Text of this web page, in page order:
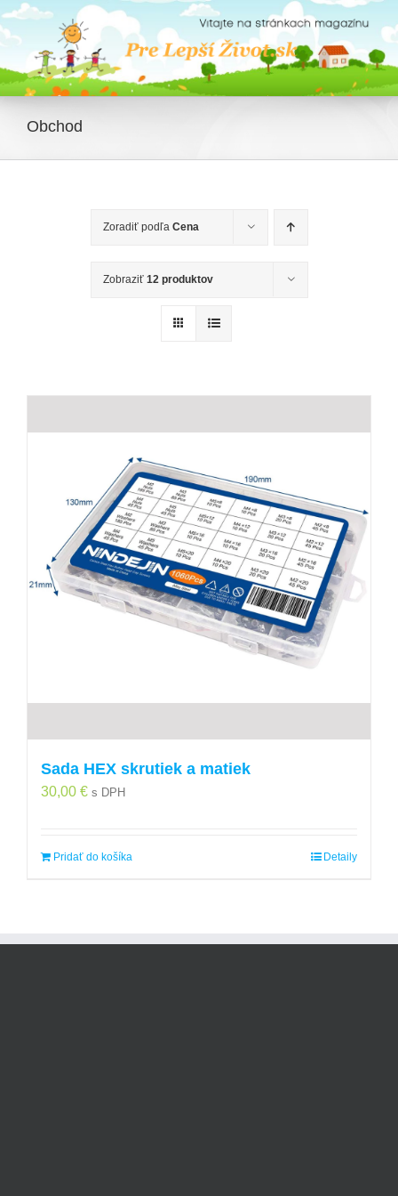
Skip
to
content
Obchod
Zoradiť podľa Cena
Zobraziť 12 produktov
Sada HEX skrutiek a matiek
30,00 € s DPH
Pridať do košíka Detaily